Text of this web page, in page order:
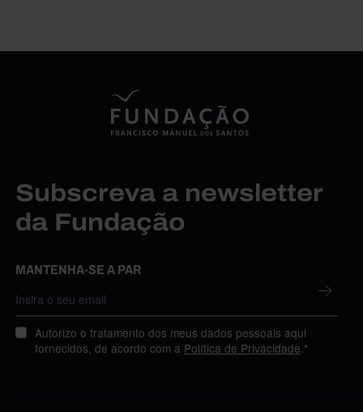
Subscreva a newsletter
da Fundação
MANTENHA-SE A PAR
Autorizo o tratamento dos meus dados pessoais aqui
fornecidos, de acordo com a Política de Privacidade .*